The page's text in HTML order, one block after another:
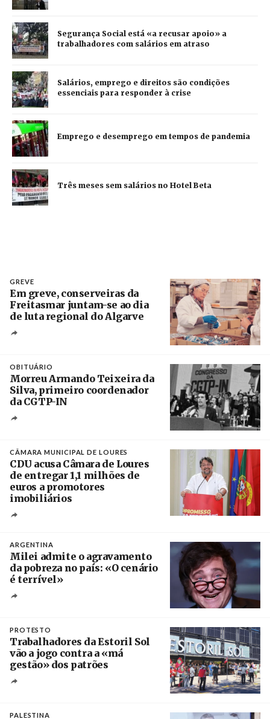
Segurança Social está «a recusar apoio» a
trabalhadores com salários em atraso
Salários, emprego e direitos são condições
essenciais para responder à crise
Emprego e desemprego em tempos de pandemia
Três meses sem salários no Hotel Beta
GREVE
Em greve, conserveiras da
Freitasmar juntam-se ao dia
de luta regional do Algarve
OBITUÁRIO
Morreu Armando Teixeira da
Silva, primeiro coordenador
da CGTP-IN
CÂMARA MUNICIPAL DE LOURES
CDU acusa Câmara de Loures
de entregar 1,1 milhões de
euros a promotores
imobiliários
ARGENTINA
Milei admite o agravamento
da pobreza no país: «O cenário
é terrível»
PROTESTO
Trabalhadores da Estoril Sol
vão a jogo contra a «má
gestão» dos patrões
PALESTINA